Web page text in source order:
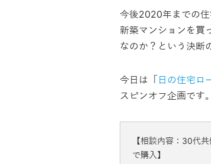
今後2020年までの
新築マンションを買
なのか？という決断
今日は「 日の住宅ロ
スピンオフ企画です。
【相談内容：30代
で購入】